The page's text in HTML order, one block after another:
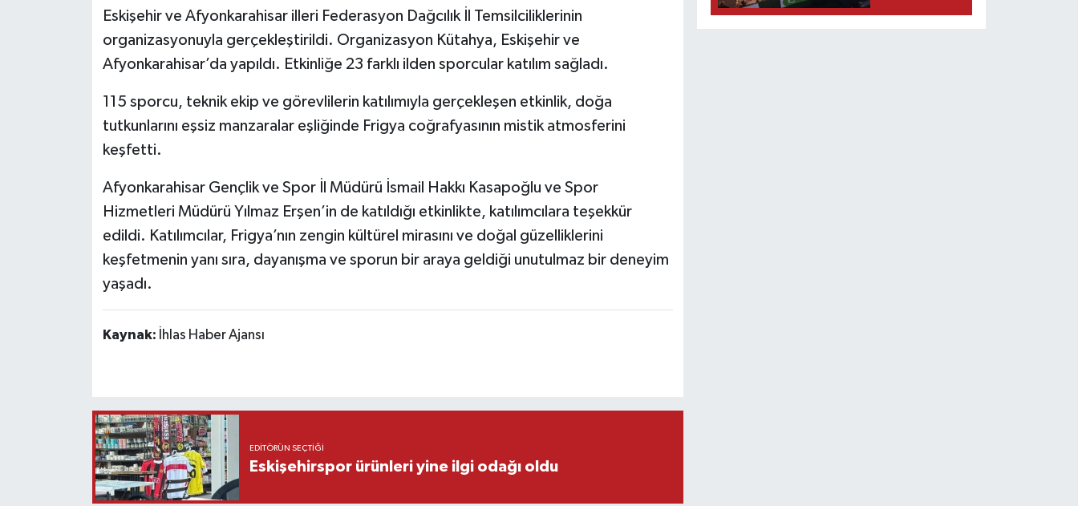
Eskişehir ve Afyonkarahisar illeri Federasyon Dağcılık İl Temsilciliklerinin
organizasyonuyla gerçekleştirildi. Organizasyon Kütahya, Eskişehir ve
Afyonkarahisar’da yapıldı. Etkinliğe 23 farklı ilden sporcular katılım sağladı.
115 sporcu, teknik ekip ve görevlilerin katılımıyla gerçekleşen etkinlik, doğa
tutkunlarını eşsiz manzaralar eşliğinde Frigya coğrafyasının mistik atmosferini
keşfetti.
Afyonkarahisar Gençlik ve Spor İl Müdürü İsmail Hakkı Kasapoğlu ve Spor
Hizmetleri Müdürü Yılmaz Erşen’in de katıldığı etkinlikte, katılımcılara teşekkür
edildi. Katılımcılar, Frigya’nın zengin kültürel mirasını ve doğal güzelliklerini
keşfetmenin yanı sıra, dayanışma ve sporun bir araya geldiği unutulmaz bir deneyim
yaşadı.
Kaynak: İhlas Haber Ajansı
EDITÖRÜN SEÇTIĞI
Eskişehirspor ürünleri yine ilgi odağı oldu